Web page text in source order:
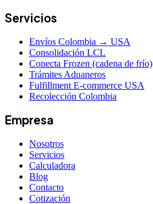
Servicios
Envíos Colombia → USA
Consolidación LCL
Conecta Frozen (cadena de frío)
Trámites Aduaneros
Fulfillment E-commerce USA
Recolección Colombia
Empresa
Nosotros
Servicios
Calculadora
Blog
Contacto
Cotización